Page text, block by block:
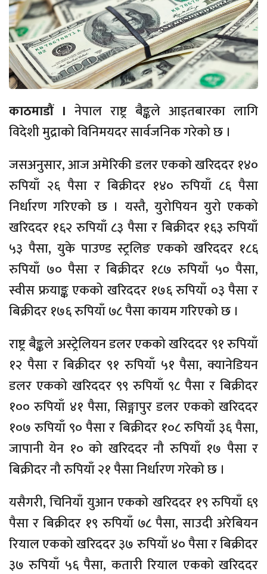
काठमाडौं । नेपाल राष्ट्र बैङ्कले आइतबारका लागि
विदेशी मुद्राको विनिमयदर सार्वजनिक गरेको छ ।
जसअनुसार, आज अमेरिकी डलर एकको खरिददर १४०
रुपियाँ २६ पैसा र बिक्रीदर १४० रुपियाँ ८६ पैसा
निर्धारण गरिएको छ । यस्तै, युरोपियन युरो एकको
खरिददर १६२ रुपियाँ ८३ पैसा र बिक्रीदर १६३ रुपियाँ
५३ पैसा, युके पाउण्ड स्ट्रलिङ एकको खरिददर १८६
रुपियाँ ७० पैसा र बिक्रीदर १८७ रुपियाँ ५० पैसा,
स्वीस फ्रयाङ्क एकको खरिददर १७६ रुपियाँ ०३ पैसा र
बिक्रीदर १७६ रुपियाँ ७८ पैसा कायम गरिएको छ ।
राष्ट्र बैङ्कले अस्ट्रेलियन डलर एकको खरिददर ९१ रुपियाँ
१२ पैसा र बिक्रीदर ९१ रुपियाँ ५१ पैसा, क्यानेडियन
डलर एकको खरिददर ९९ रुपियाँ ९८ पैसा र बिक्रीदर
१०० रुपियाँ ४१ पैसा, सिङ्गापुर डलर एकको खरिददर
१०७ रुपियाँ ९० पैसा र बिक्रीदर १०८ रुपियाँ ३६ पैसा,
जापानी येन १० को खरिददर नौ रुपियाँ १७ पैसा र
बिक्रीदर नौ रुपियाँ २१ पैसा निर्धारण गरेको छ ।
यसैगरी, चिनियाँ युआन एकको खरिददर १९ रुपियाँ ६९
पैसा र बिक्रीदर १९ रुपियाँ ७८ पैसा, साउदी अरेबियन
रियाल एकको खरिददर ३७ रुपियाँ ४० पैसा र बिक्रीदर
३७ रुपियाँ ५६ पैसा, कतारी रियाल एकको खरिददर